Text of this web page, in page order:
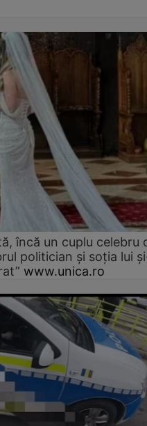
încă un cuplu celebru
politician și soția lui
www.unica.ro